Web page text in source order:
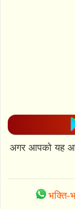
अगर आपको यह
भक्ति-